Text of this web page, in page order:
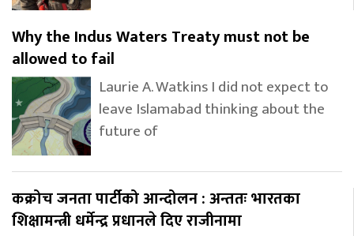
Why the Indus Waters Treaty must not be
allowed to fail
Laurie A. Watkins I did not expect to
leave Islamabad thinking about the
future of
कक्रोच जनता पार्टीको आन्दोलन : अन्ततः भारतका
शिक्षामन्त्री धर्मेन्द्र प्रधानले दिए राजीनामा